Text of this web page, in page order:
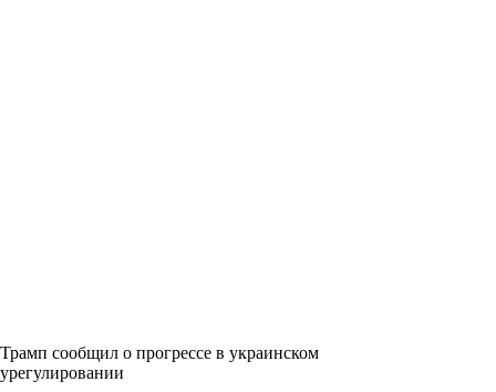
Трамп сообщил о прогрессе в украинском
урегулировании